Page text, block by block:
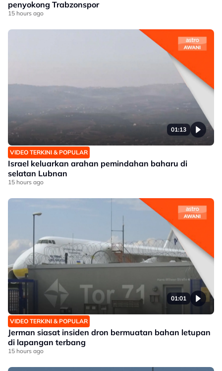
penyokong Trabzonspor
15 hours ago
01:13
VIDEO TERKINI & POPULAR
Israel keluarkan arahan pemindahan baharu di
selatan Lubnan
15 hours ago
01:01
VIDEO TERKINI & POPULAR
Jerman siasat insiden dron bermuatan bahan letupan
di lapangan terbang
15 hours ago